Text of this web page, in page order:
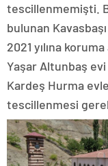
tescillenmemişti.
bulunan
2021 yılına koruma
Yaşar Altunbaş
Kardeş Hurma
tescillenmesi